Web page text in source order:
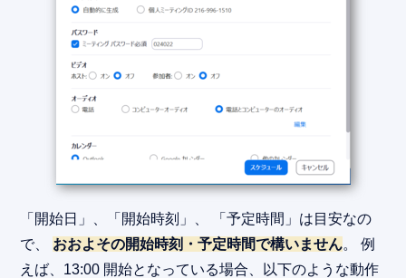
「開始日」、「開始時刻」、 「予定時間」は目安なの
で、 おおよその開始時刻・予定時間で構いません。 例
えば、13:00 開始となっている場合、以下のような動作